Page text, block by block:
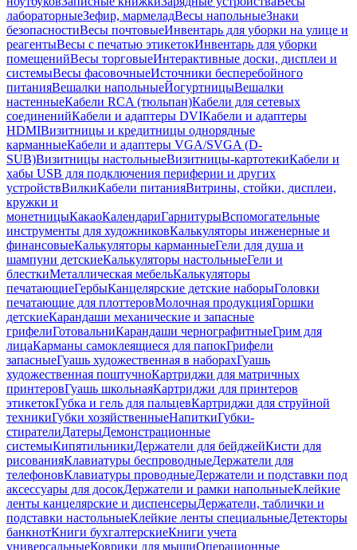
лабораторныеЗефир, мармеладВесы напольныеЗнаки
безопасностиВесы почтовыеИнвентарь для уборки на улице и
реагентыВесы с печатью этикетокИнвентарь для уборки
помещенийВесы торговыеИнтерактивные доски, дисплеи и
системыВесы фасовочныеИсточники бесперебойного
питанияВешалки напольныеЙогуртницыВешалки
настенныеКабели RCA (тюльпан)Кабели для сетевых
соединенийКабели и адаптеры DVIКабели и адаптеры
HDMIВизитницы и кредитницы однорядные
карманныеКабели и адаптеры VGA/SVGA (D-
SUB)Визитницы настольныеВизитницы-картотекиКабели и
хабы USB для подключения периферии и других
устройствВилкиКабели питанияВитрины, стойки, дисплеи,
кружки и
монетницыКакаоКалендариГарнитурыВспомогательные
инструменты для художниковКалькуляторы инженерные и
финансовыеКалькуляторы карманныеГели для душа и
шампуни детскиеКалькуляторы настольныеГели и
блесткиМеталлическая мебельКалькуляторы
печатающиеГербыКанцелярские детские наборыГоловки
печатающие для плоттеровМолочная продукцияГоршки
детскиеКарандаши механические и запасные
грифелиГотовальниКарандаши чернографитныеГрим для
лицаКарманы самоклеящиеся для папокГрифели
запасныеГуашь художественная в наборахГуашь
художественная поштучноКартриджи для матричных
принтеровГуашь школьнаяКартриджи для принтеров
этикетокГубка и гель для пальцевКартриджи для струйной
техникиГубки хозяйственныеНапиткиГубки-
стирателиДатерыДемонстрационные
системыКипятильникиДержатели для бейджейКисти для
рисованияКлавиатуры беспроводныеДержатели для
телефоновКлавиатуры проводныеДержатели и подставки под
аксессуары для досокДержатели и рамки напольныеКлейкие
ленты канцелярские и диспенсерыДержатели, таблички и
подставки настольныеКлейкие ленты специальныеДетекторы
банкнотКниги бухгалтерскиеКниги учета
универсальныеКоврики для мышиОперационные